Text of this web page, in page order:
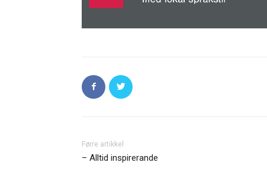
Førre artikkel
– Alltid inspirerande